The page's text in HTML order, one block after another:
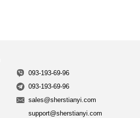
093-193-69-96
093-193-69-96
sales@sherstianyi.com
support@sherstianyi.com